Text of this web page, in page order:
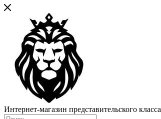
Интернет-магазин представительского класса